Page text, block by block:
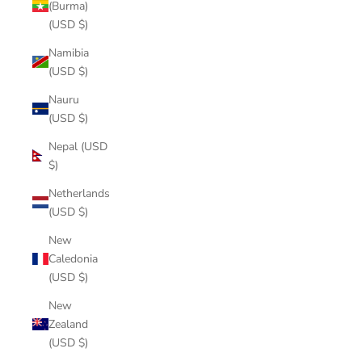
(Burma)
(USD $)
Namibia
(USD $)
Nauru
(USD $)
Nepal (USD
$)
Netherlands
(USD $)
New
Caledonia
(USD $)
New
Zealand
(USD $)